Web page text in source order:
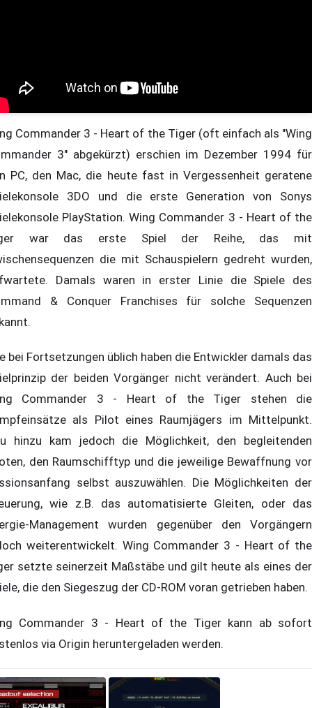
Commander 3 - Heart of the Tiger (oft einfach als "Wing
3" abgekürzt) erschien im Dezember 1994 für
PC, den Mac, die heute fast in Vergessenheit geratene
3DO und die erste Generation von Sonys
PlayStation. Wing Commander 3 - Heart of the
war das erste Spiel der Reihe, das mit
die mit Schauspielern gedreht wurden,
Damals waren in erster Linie die Spiele des
& Conquer Franchises für solche Sequenzen
bei Fortsetzungen üblich haben die Entwickler damals das
der beiden Vorgänger nicht verändert. Auch bei
Commander 3 - Heart of the Tiger stehen die
als Pilot eines Raumjägers im Mittelpunkt.
hinzu kam jedoch die Möglichkeit, den begleitenden
den Raumschifftyp und die jeweilige Bewaffnung vor
selbst auszuwählen. Die Möglichkeiten der
wie z.B. das automatisierte Gleiten, oder das
Management wurden gegenüber den Vorgängern
weiterentwickelt. Wing Commander 3 - Heart of the
setzte seinerzeit Maßstäbe und gilt heute als eines der
die den Siegeszug der CD-ROM voran getrieben haben.
Commander 3 - Heart of the Tiger kann ab sofort
via Origin heruntergeladen werden.